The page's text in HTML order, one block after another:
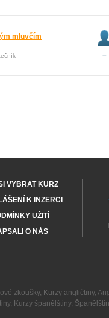
mluvčím
–
VYBRAT KURZ
K INZERCI
UŽITÍ
O NÁS
zkoušky, Kurzy angličtiny,
, Kurzy španělštiny,